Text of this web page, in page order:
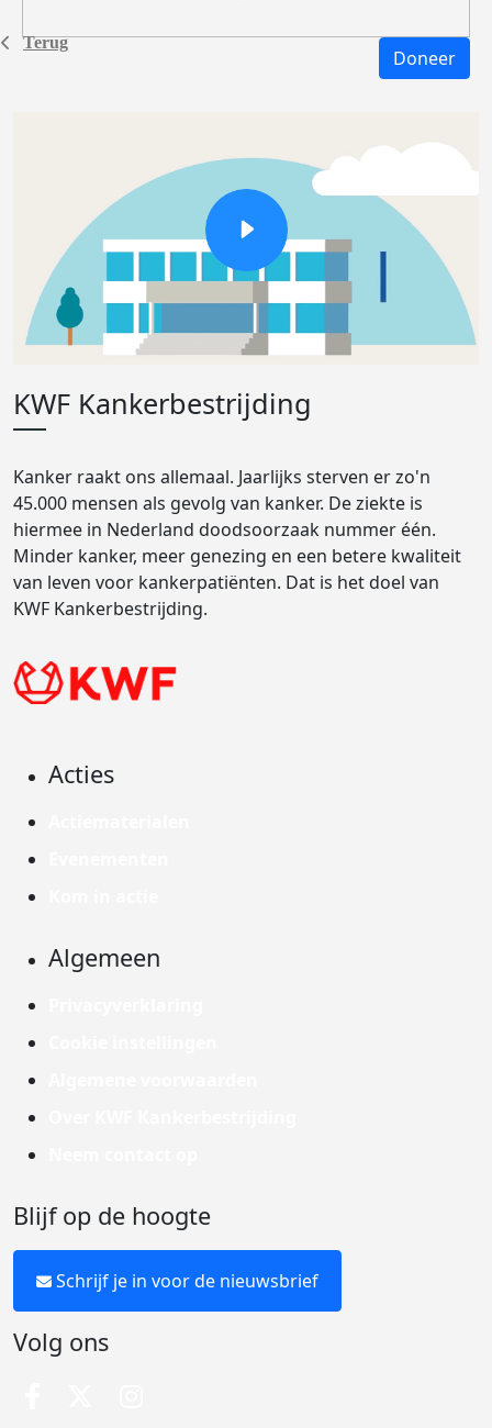
Terug
Doneer
KWF Kankerbestrijding
Kanker raakt ons allemaal. Jaarlijks sterven er zo'n
45.000 mensen als gevolg van kanker. De ziekte is
hiermee in Nederland doodsoorzaak nummer één.
Minder kanker, meer genezing en een betere kwaliteit
van leven voor kankerpatiënten. Dat is het doel van
KWF Kankerbestrijding.
Acties
Algemeen
Blijf op de hoogte
Schrijf je in voor de nieuwsbrief
Volg ons